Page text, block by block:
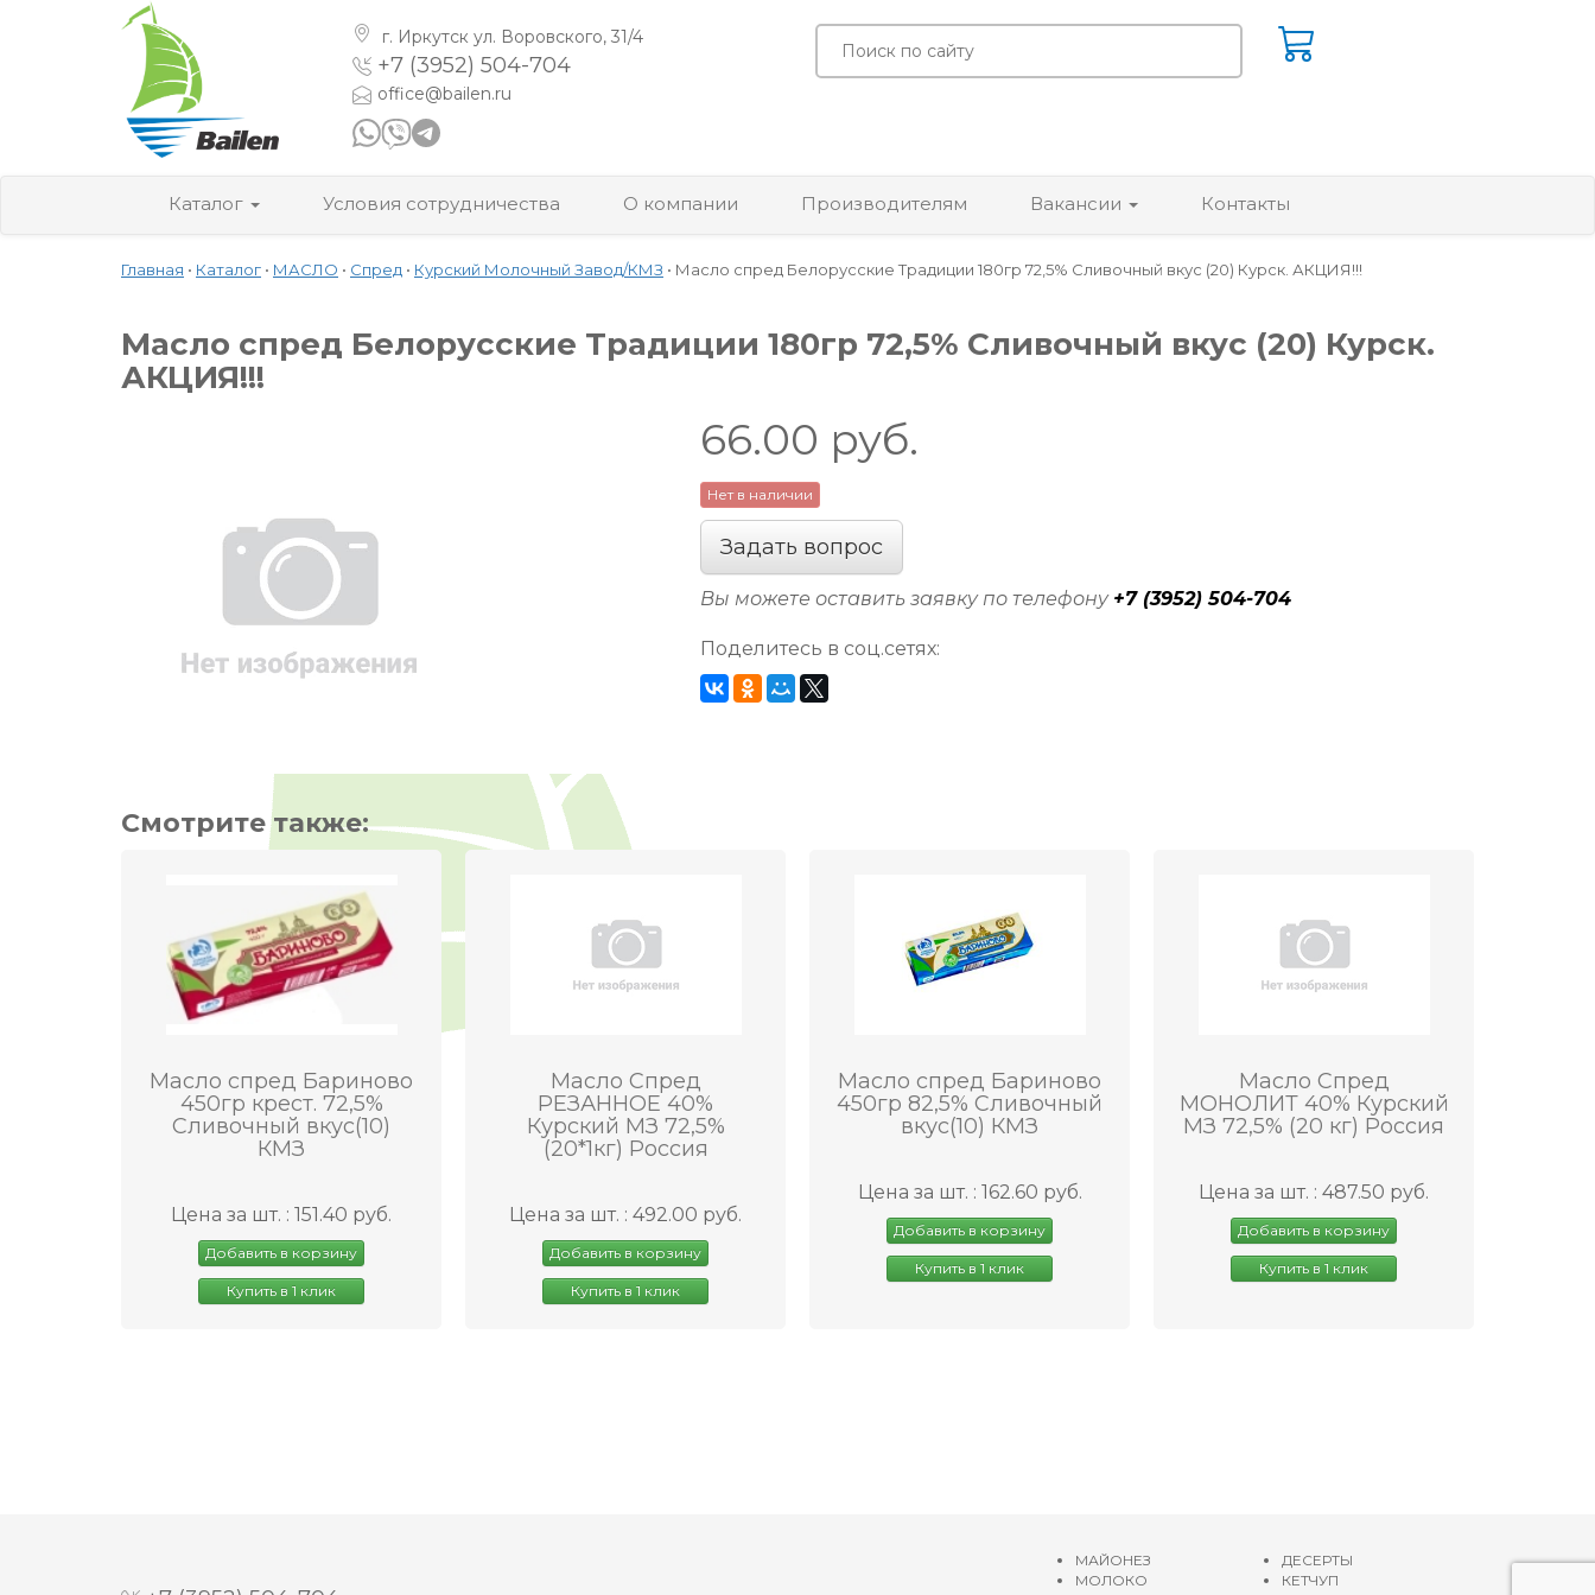
г. Иркутск ул. Воровского, 31/4
+7 (3952) 504-704
office@bailen.ru
Каталог Условия сотрудничества О компании Производителям Вакансии Контакты
Главная • Каталог • МАСЛО • Спред • Курский Молочный Завод/КМЗ • Масло спред Белорусские Традиции 180гр 72,5% Сливочный вкус (20) Курск. АКЦИЯ!!!
Масло спред Белорусские Традиции 180гр 72,5% Сливочный вкус (20) Курск.
АКЦИЯ!!!
66.00 руб.
Нет в наличии
Задать вопрос
Вы можете оставить заявку по телефону +7 (3952) 504-704
Поделитесь в соц.сетях:
Смотрите также:
Масло спред Бариново
450гр крест. 72,5%
Сливочный вкус(10)
КМЗ
Цена за шт. : 151.40 руб.
Добавить в корзину
Купить в 1 клик
Масло Спред
РЕЗАННОЕ 40%
Курский МЗ 72,5%
(20*1кг) Россия
Цена за шт. : 492.00 руб.
Добавить в корзину
Купить в 1 клик
Масло спред Бариново
450гр 82,5% Сливочный
вкус(10) КМЗ
Цена за шт. : 162.60 руб.
Добавить в корзину
Купить в 1 клик
Масло Спред
МОНОЛИТ 40% Курский
МЗ 72,5% (20 кг) Россия
Цена за шт. : 487.50 руб.
Добавить в корзину
Купить в 1 клик
МАЙОНЕЗ
МОЛОКО
ДЕСЕРТЫ
КЕТЧУП